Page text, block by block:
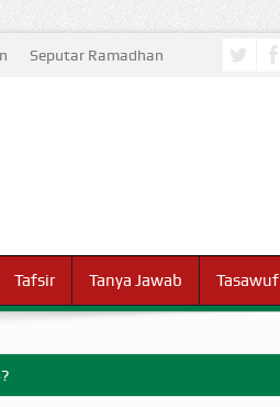
Seputar Ramadhan
Tafsir Tanya Jawab Tasawuf